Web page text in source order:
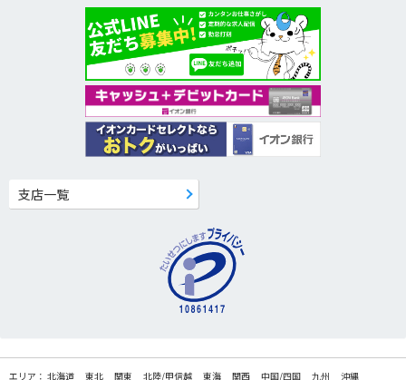
支店一覧
エリア： 北海道 東北 関東 北陸/甲信越 東海 関西 中国/四国 九州 沖縄